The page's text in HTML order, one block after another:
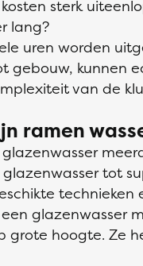
sterk
lang?
uren worden
gebouw, kunnen
van de
ramen
tot
technieken
glazenwasser
grote hoogte. Ze